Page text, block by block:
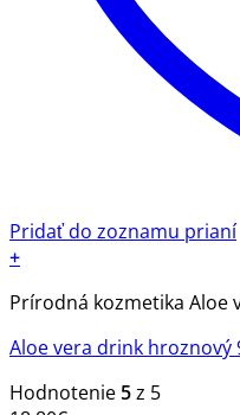
Pridať do zoznamu prianí
+
Prírodná kozmetika Aloe
Aloe vera drink hroznový
Hodnotenie5z 5